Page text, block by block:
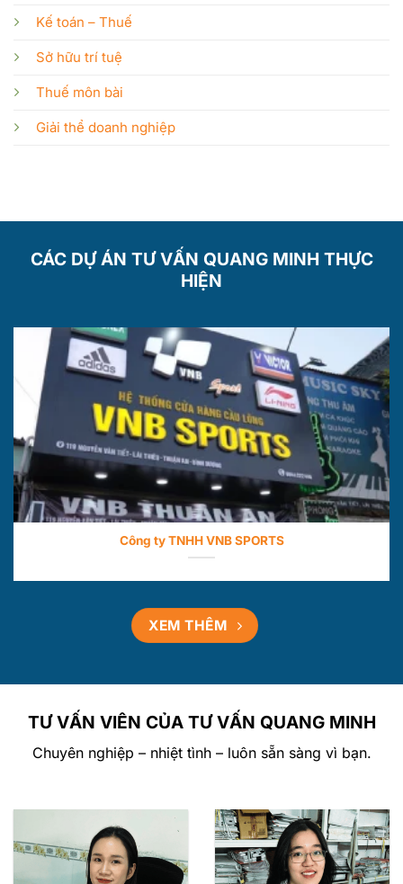
Kế toán – Thuế
Sở hữu trí tuệ
Thuế môn bài
Giải thể doanh nghiệp
CÁC DỰ ÁN TƯ VẤN QUANG MINH THỰC
HIỆN
Công ty TNHH VNB SPORTS
XEM THÊM
TƯ VẤN VIÊN CỦA TƯ VẤN QUANG MINH
Chuyên nghiệp – nhiệt tình – luôn sẵn sàng vì bạn.